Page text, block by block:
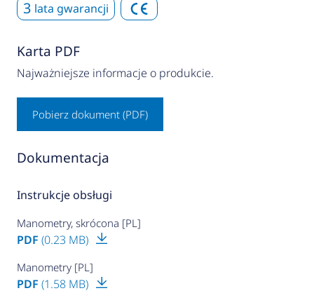
3 lata gwarancji
Karta PDF
Najważniejsze informacje o produkcie.
Pobierz dokument (PDF)
Dokumentacja
Instrukcje obsługi
Manometry, skrócona [PL]
PDF (0.23 MB)
Manometry [PL]
PDF (1.58 MB)